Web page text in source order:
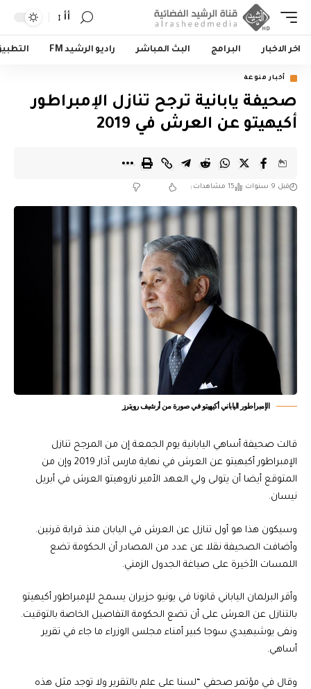
أأ
اخر الاخبار البرامج البث المباشر راديو الرشيد FM
أخبار منوعة
صحيفة يابانية ترجح تنازل الإمبراطور
أكيهيتو عن العرش في 2019
قبل 9 سنوات 15 مشاهدات
الإمبراطور الياباني أكيهيتو في صورة من أرشيف رويترز
قالت صحيفة أساهي اليابانية يوم الجمعة إن من المرجح تنازل
الإمبراطور أكيهيتو عن العرش في نهاية مارس آذار 2019 وإن من
المتوقع أيضا أن يتولى ولي العهد الأمير ناروهيتو العرش في أبريل
نيسان.
وسيكون هذا هو أول تنازل عن العرش في اليابان منذ قرابة قرنين.
وأضافت الصحيفة نقلا عن عدد من المصادر أن الحكومة تضع
اللمسات الأخيرة على صياغة الجدول الزمني.
وأقر البرلمان الياباني قانونا في يونيو حزيران يسمح للإمبراطور أكيهيتو
بالتنازل عن العرش على أن تضع الحكومة التفاصيل الخاصة بالتوقيت.
ونفى يوشيهيدي سوجا كبير أمناء مجلس الوزراء ما جاء في تقرير
أساهي.
وقال في مؤتمر صحفي “لسنا على علم بالتقرير ولا توجد مثل هذه